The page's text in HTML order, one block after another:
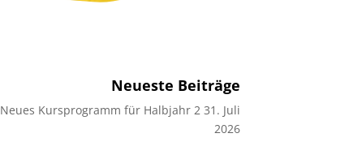
Neueste Beiträge
Neues Kursprogramm für Halbjahr 2 31. Juli
2026